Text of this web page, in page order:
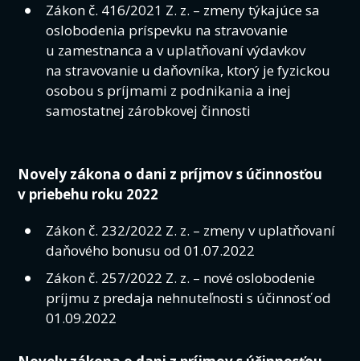
Zákon č. 416/2021 Z. z. – zmeny týkajúce sa
oslobodenia príspevku na stravovanie
u zamestnanca a v uplatňovaní výdavkov
na stravovanie u daňovníka, ktorý je fyzickou
osobou s príjmami z podnikania a inej
samostatnej zárobkovej činnosti
Novely zákona o dani z príjmov s účinnosťou
v priebehu roku 2022
Zákon č. 232/2022 Z. z. – zmeny v uplatňovaní
daňového bonusu od 01.07.2022
Zákon č. 257/2022 Z. z. – nové oslobodenie
príjmu z predaja nehnuteľnosti s účinnosť od
01.09.2022